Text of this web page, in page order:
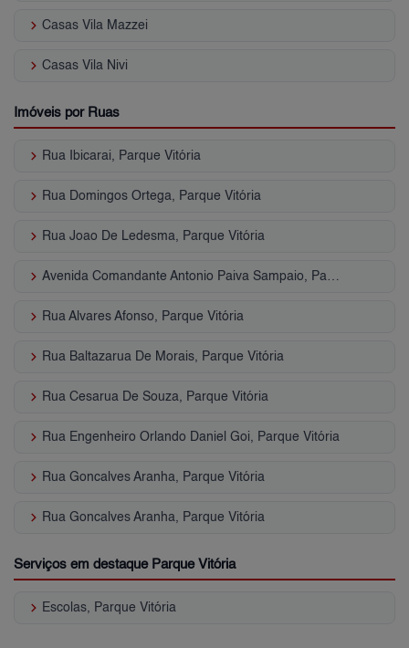
keyboard_arrow_right Casas Vila Mazzei
keyboard_arrow_right Casas Vila Nivi
Imóveis por Ruas
keyboard_arrow_right Rua Ibicarai, Parque Vitória
keyboard_arrow_right Rua Domingos Ortega, Parque Vitória
keyboard_arrow_right Rua Joao De Ledesma, Parque Vitória
keyboard_arrow_right
keyboard_arrow_right Rua Alvares Afonso, Parque Vitória
keyboard_arrow_right Rua Baltazarua De Morais, Parque Vitória
keyboard_arrow_right Rua Cesarua De Souza, Parque Vitória
keyboard_arrow_right Rua Engenheiro Orlando Daniel Goi, Parque Vitória
keyboard_arrow_right Rua Goncalves Aranha, Parque Vitória
keyboard_arrow_right Rua Goncalves Aranha, Parque Vitória
Serviços em destaque Parque Vitória
keyboard_arrow_right Escolas, Parque Vitória